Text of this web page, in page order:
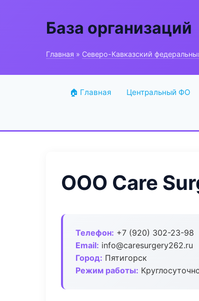
База организаций
Главная » Северо-Кавказский
🏠 Главная Центральный ФО
ООО Care
Телефон: +7 (920) 302-23-98
Email: info@caresurgery262.ru
Город: Пятигорск
Режим работы: